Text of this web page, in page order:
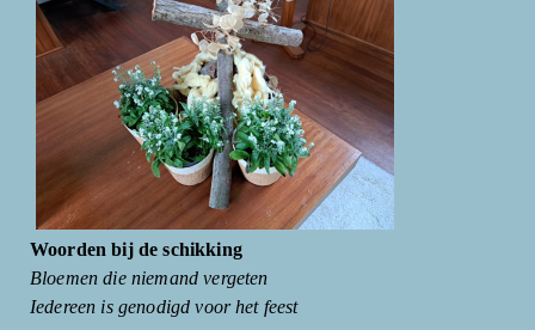
Woorden bij de schikking
Bloemen die niemand vergeten
Iedereen is genodigd voor het feest